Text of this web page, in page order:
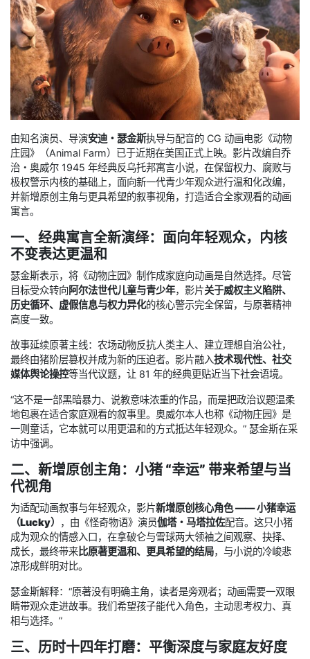
由知名演员、导演安迪・瑟金斯执导与配音的 CG 动画电影《动物
庄园》（Animal Farm）已于近期在美国正式上映。影片改编自乔
治・奥威尔 1945 年经典反乌托邦寓言小说，在保留权力、腐败与
极权警示内核的基础上，面向新一代青少年观众进行温和化改编，
并新增原创主角与更具希望的叙事视角，打造适合全家观看的动画
寓言。
一、经典寓言全新演绎：面向年轻观众，内核
不变表达更温和
瑟金斯表示，将《动物庄园》制作成家庭向动画是自然选择。尽管
目标受众转向阿尔法世代儿童与青少年，影片关于威权主义陷阱、
历史循环、虚假信息与权力异化的核心警示完全保留，与原著精神
高度一致。
故事延续原著主线：农场动物反抗人类主人、建立理想自治公社，
最终由猪阶层篡权并成为新的压迫者。影片融入技术现代性、社交
媒体舆论操控等当代议题，让 81 年的经典更贴近当下社会语境。
“这不是一部黑暗暴力、说教意味浓重的作品，而是把政治议题温柔
地包裹在适合家庭观看的叙事里。奥威尔本人也称《动物庄园》是
一则童话，它本就可以用更温和的方式抵达年轻观众。” 瑟金斯在采
访中强调。
二、新增原创主角：小猪 “幸运” 带来希望与当
代视角
为适配动画叙事与年轻观众，影片新增原创核心角色 —— 小猪幸运
（Lucky）
，由《怪奇物语》演员伽塔・马塔拉佐配音。这只小猪
成为观众的情感入口，在拿破仑与雪球两大领袖之间观察、抉择、
成长，最终带来比原著更温和、更具希望的结局，与小说的冷峻悲
凉形成鲜明对比。
瑟金斯解释：“原著没有明确主角，读者是旁观者；动画需要一双眼
睛带观众走进故事。我们希望孩子能代入角色，主动思考权力、真
相与选择。”
三、历时十四年打磨：平衡深度与家庭友好度